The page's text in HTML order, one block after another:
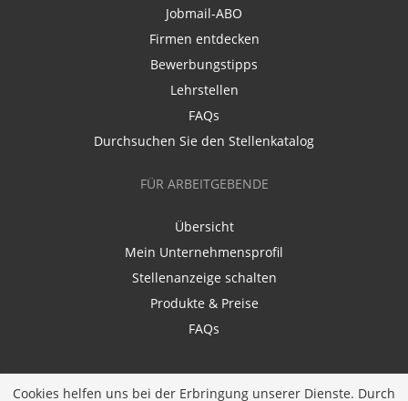
Jobmail-ABO
Firmen entdecken
Bewerbungstipps
Lehrstellen
FAQs
Durchsuchen Sie den Stellenkatalog
FÜR ARBEITGEBENDE
Übersicht
Mein Unternehmensprofil
Stellenanzeige schalten
Produkte & Preise
FAQs
Cookies helfen uns bei der Erbringung unserer Dienste. Durch